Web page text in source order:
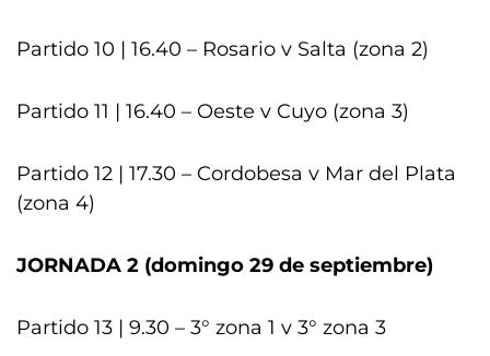
Partido 10 | 16.40 – Rosario v Salta (zona 2)
Partido 11 | 16.40 – Oeste v Cuyo (zona 3)
Partido 12 | 17.30 – Cordobesa v Mar del Plata
(zona 4)
JORNADA 2 (domingo 29 de septiembre)
Partido 13 | 9.30 – 3° zona 1 v 3° zona 3